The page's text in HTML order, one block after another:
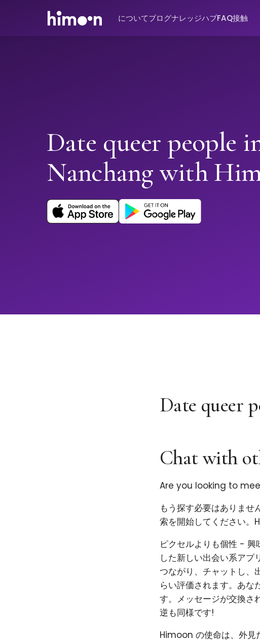
についてブログナレッジハブFAQ接触
Date queer people
Nanchang with
Date queer
Chat with
Are you looking to
もう探す必要はありま
索を開始してください。
ピクセルよりも個性 - 興
した新しい出会い系アプ
つながり、チャットし、
らい評価されます。あな
す。メッセージが交換さ
逆も同様です!
Himoon の使命は、外見